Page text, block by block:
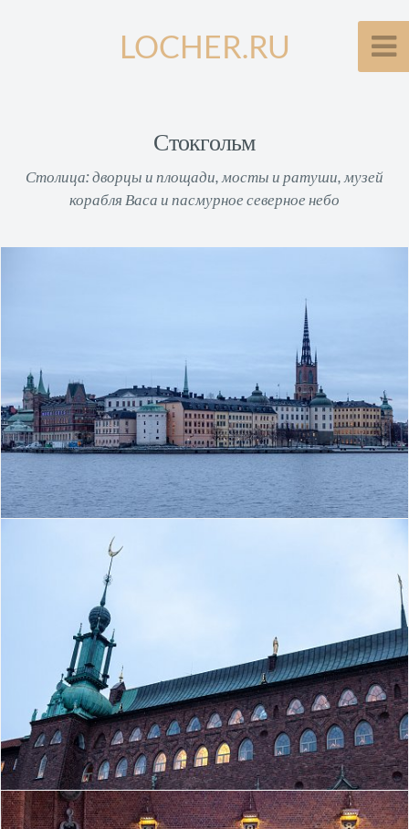
LOCHER.RU
Стокгольм
Столица: дворцы и площади, мосты и ратуши, музей
корабля Васа и пасмурное северное небо